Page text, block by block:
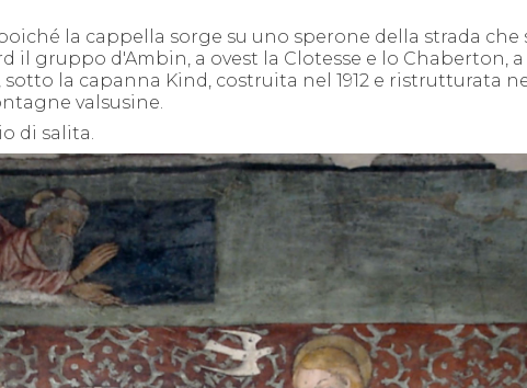
la cappella sorge su uno sperone della strada che
il gruppo d'Ambin, a ovest la Clotesse e lo Chaberton, a
la capanna Kind, costruita nel 1912 e ristrutturata
valsusine.
di salita.